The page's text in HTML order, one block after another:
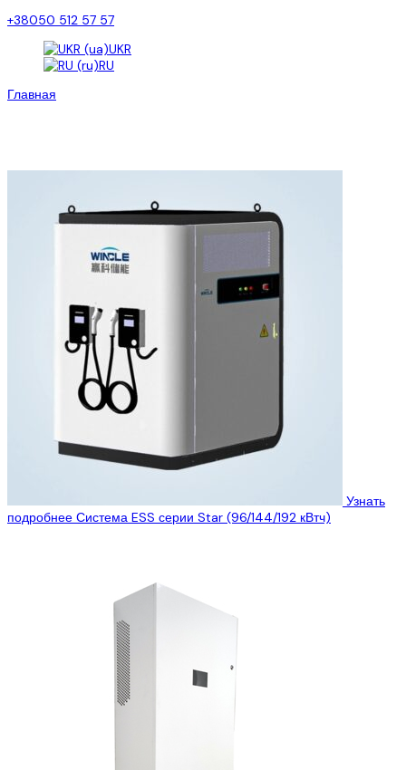
+38050 512 57 57
UKR
RU
Главная
Узнать
подробнее Система ESS серии Star (96/144/192 кВтч)